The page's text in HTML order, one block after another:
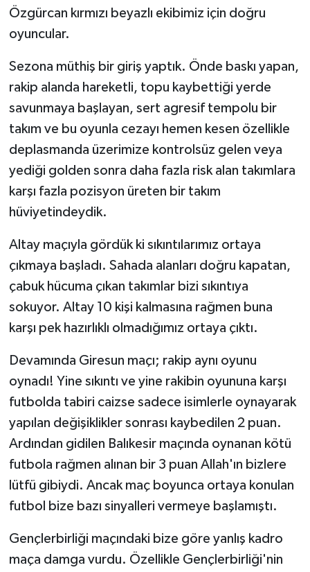
Özgürcan kırmızı beyazlı ekibimiz için doğru
oyuncular.
Sezona müthiş bir giriş yaptık. Önde baskı yapan,
rakip alanda hareketli, topu kaybettiği yerde
savunmaya başlayan, sert agresif tempolu bir
takım ve bu oyunla cezayı hemen kesen özellikle
deplasmanda üzerimize kontrolsüz gelen veya
yediği golden sonra daha fazla risk alan takımlara
karşı fazla pozisyon üreten bir takım
hüviyetindeydik.
Altay maçıyla gördük ki sıkıntılarımız ortaya
çıkmaya başladı. Sahada alanları doğru kapatan,
çabuk hücuma çıkan takımlar bizi sıkıntıya
sokuyor. Altay 10 kişi kalmasına rağmen buna
karşı pek hazırlıklı olmadığımız ortaya çıktı.
Devamında Giresun maçı; rakip aynı oyunu
oynadı! Yine sıkıntı ve yine rakibin oyununa karşı
futbolda tabiri caizse sadece isimlerle oynayarak
yapılan değişiklikler sonrası kaybedilen 2 puan.
Ardından gidilen Balıkesir maçında oynanan kötü
futbola rağmen alınan bir 3 puan Allah'ın bizlere
lütfü gibiydi. Ancak maç boyunca ortaya konulan
futbol bize bazı sinyalleri vermeye başlamıştı.
Gençlerbirliği maçındaki bize göre yanlış kadro
maça damga vurdu. Özellikle Gençlerbirliği'nin